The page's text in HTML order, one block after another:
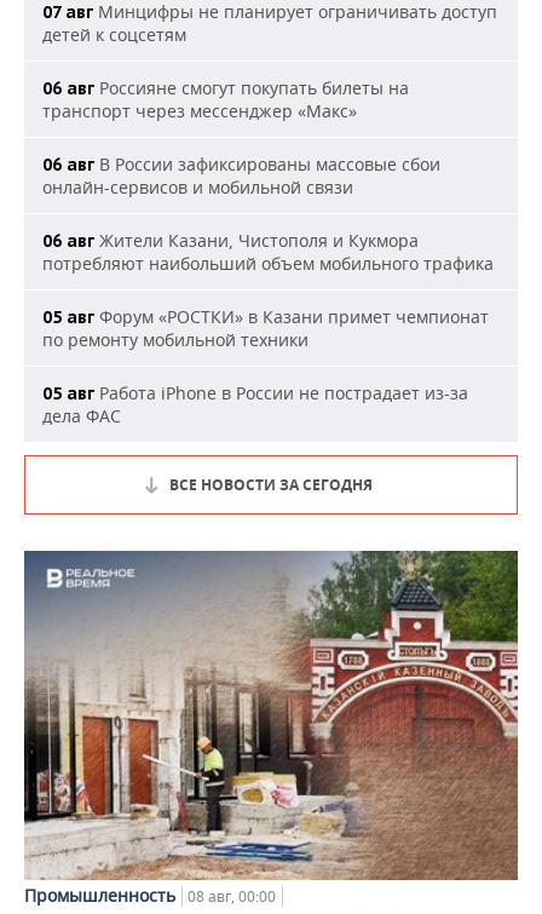
07 авг Минцифры не планирует ограничивать доступ
детей к соцсетям
06 авг Россияне смогут покупать билеты на
транспорт через мессенджер «Макс»
06 авг В России зафиксированы массовые сбои
онлайн-сервисов и мобильной связи
06 авг Жители Казани, Чистополя и Кукмора
потребляют наибольший объем мобильного трафика
05 авг Форум «РОСТКИ» в Казани примет чемпионат
по ремонту мобильной техники
05 авг Работа iPhone в России не пострадает из-за
дела ФАС
ВСЕ НОВОСТИ ЗА СЕГОДНЯ
Промышленность 08 авг, 00:00